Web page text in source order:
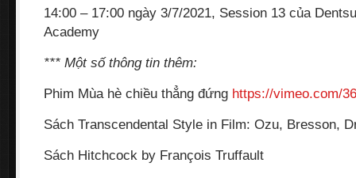
14:00 – 17:00 ngày 3/7/2021, Session 13 của
Academy
*** Một số thông tin thêm:
Phim Mùa hè chiều thẳng đứng https://vimeo.com/
Sách Transcendental Style in Film: Ozu, Bresson,
Sách Hitchcock by François Truffault